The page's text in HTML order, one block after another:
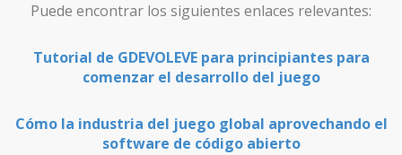
Puede encontrar los siguientes enlaces relevantes:
Tutorial de GDEVOLEVE para principiantes para
comenzar el desarrollo del juego
Cómo la industria del juego global aprovechando el
software de código abierto